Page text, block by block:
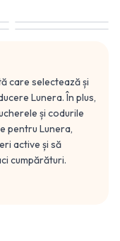
care selectează și
Lunera. În plus,
și codurile
pentru Lunera,
active și să
cumpărături.